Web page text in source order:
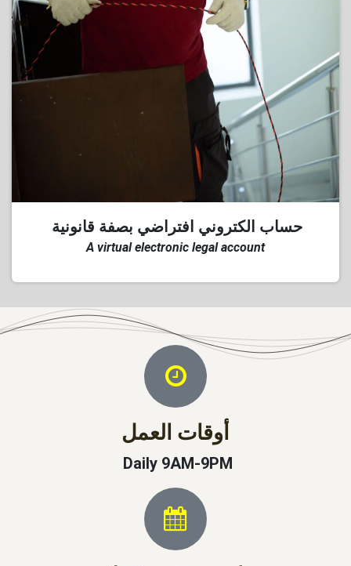
حساب الكتروني افتراضي بصفة قانونية
A virtual electronic legal account
أوقات العمل
Daily 9AM-9PM